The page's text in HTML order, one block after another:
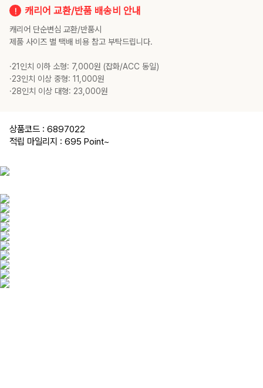
캐리어 교환/반품 배송비 안내
캐리어 단순변심 교환/반품시
제품 사이즈 별 택배 비용 참고 부탁드립니다.
·21인치 이하 소형: 7,000원 (잡화/ACC 동일)
·23인치 이상 중형: 11,000원
·28인치 이상 대형: 23,000원
상품코드 : 6897022
적립 마일리지 : 695 Point~